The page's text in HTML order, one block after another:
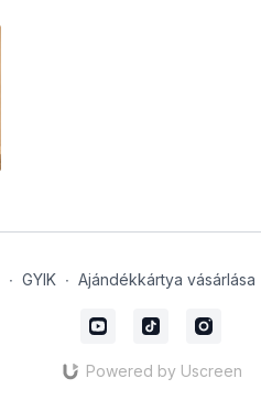
∙ GYIK ∙ Ajándékkártya vásárlása
Powered by Uscreen